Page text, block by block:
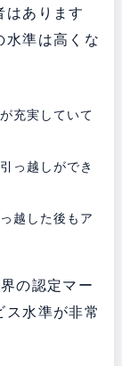
はあります
水準は高くな
充実していて
っ越しができ
越した後もア
の認定マー
ス水準が非常